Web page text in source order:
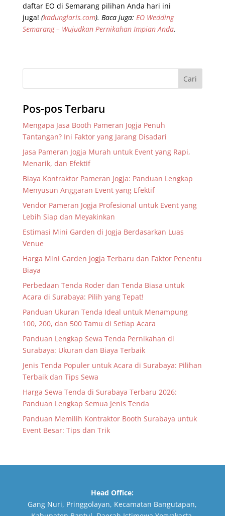
daftar EO di Semarang pilihan Anda hari ini
juga! (kadunglaris.com). Baca juga: EO Wedding
Semarang – Wujudkan Pernikahan Impian Anda.
Pos-pos Terbaru
Mengapa Jasa Booth Pameran Jogja Penuh
Tantangan? Ini Faktor yang Jarang Disadari
Jasa Pameran Jogja Murah untuk Event yang Rapi,
Menarik, dan Efektif
Biaya Kontraktor Pameran Jogja: Panduan Lengkap
Menyusun Anggaran Event yang Efektif
Vendor Pameran Jogja Profesional untuk Event yang
Lebih Siap dan Meyakinkan
Estimasi Mini Garden di Jogja Berdasarkan Luas
Venue
Harga Mini Garden Jogja Terbaru dan Faktor Penentu
Biaya
Perbedaan Tenda Roder dan Tenda Biasa untuk
Acara di Surabaya: Pilih yang Tepat!
Panduan Ukuran Tenda Ideal untuk Menampung
100, 200, dan 500 Tamu di Setiap Acara
Panduan Lengkap Sewa Tenda Pernikahan di
Surabaya: Ukuran dan Biaya Terbaik
Jenis Tenda Populer untuk Acara di Surabaya: Pilihan
Terbaik dan Tips Sewa
Harga Sewa Tenda di Surabaya Terbaru 2026:
Panduan Lengkap Semua Jenis Tenda
Panduan Memilih Kontraktor Booth Surabaya untuk
Event Besar: Tips dan Trik
Head Office:
Gang Nuri, Pringgolayan, Kecamatan Bangutapan,